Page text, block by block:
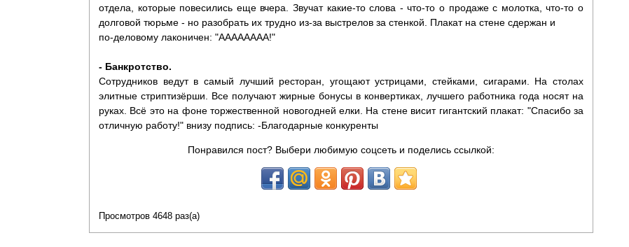
отдела, которые повесились еще вчера. Звучат какие-то слова - что-то о продаже с молотка, что-то о
долговой тюрьме - но разобрать их трудно из-за выстрелов за стенкой. Плакат на стене сдержан и
по-деловому лаконичен: "АААААААА!"
- Банкротство.
Сотрудников ведут в самый лучший ресторан, угощают устрицами, стейками, сигарами. На столах
элитные стриптизёрши. Все получают жирные бонусы в конвертиках, лучшего работника года носят на
руках. Всё это на фоне торжественной новогодней елки. На стене висит гигантский плакат: "Спасибо за
отличную работу!" внизу подпись: -Благодарные конкуренты
Понравился пост? Выбери любимую соцсеть и поделись ссылкой:
Просмотров 4648 раз(а)